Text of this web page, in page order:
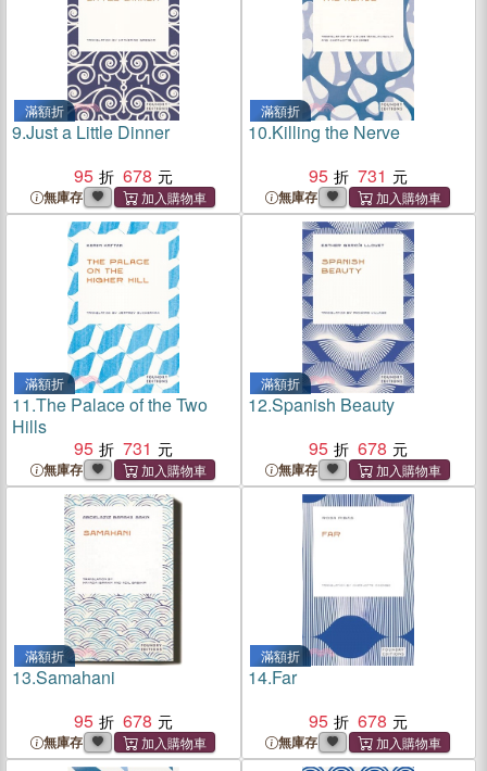
滿額折
9.Just a Little Dinner
95
678
無庫存
滿額折
10.Killing the Nerve
95
731
無庫存
滿額折
11.The Palace of the Two
Hills
95
731
無庫存
滿額折
12.Spanish Beauty
95
678
無庫存
滿額折
13.Samahani
95
678
無庫存
滿額折
14.Far
95
678
無庫存